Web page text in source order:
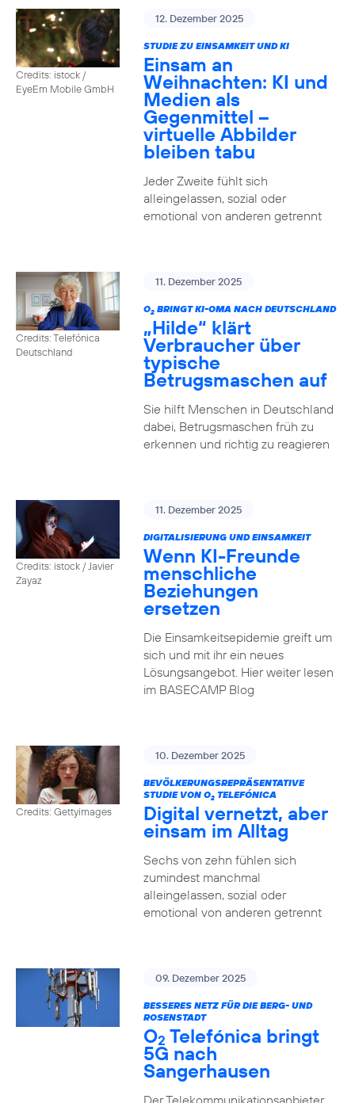
Credits: istock /
EyeEm Mobile GmbH
12. Dezember 2025
STUDIE ZU EINSAMKEIT UND KI
Einsam an
Weihnachten: KI und
Medien als
Gegenmittel –
virtuelle Abbilder
bleiben tabu
Jeder Zweite fühlt sich
alleingelassen, sozial oder
emotional von anderen getrennt
Credits: Telefónica
Deutschland
11. Dezember 2025
O2BRINGT KI-OMA NACH DEUTSCHLAND
„Hilde“ klärt
Verbraucher über
typische
Betrugsmaschen auf
Sie hilft Menschen in Deutschland
dabei, Betrugsmaschen früh zu
erkennen und richtig zu reagieren
Credits: istock / Javier
Zayaz
11. Dezember 2025
DIGITALISIERUNG UND EINSAMKEIT
Wenn KI-Freunde
menschliche
Beziehungen
ersetzen
Die Einsamkeitsepidemie greift um
sich und mit ihr ein neues
Lösungsangebot. Hier weiter lesen
im BASECAMP Blog
Credits: Gettyimages
10. Dezember 2025
BEVÖLKERUNGSREPRÄSENTATIVE
STUDIE VON O2TELEFÓNICA
Digital vernetzt, aber
einsam im Alltag
Sechs von zehn fühlen sich
zumindest manchmal
alleingelassen, sozial oder
emotional von anderen getrennt
09. Dezember 2025
BESSERES NETZ FÜR DIE BERG- UND
ROSENSTADT
O2 Telefónica bringt
5G nach
Sangerhausen
Der Telekommunikationsanbieter